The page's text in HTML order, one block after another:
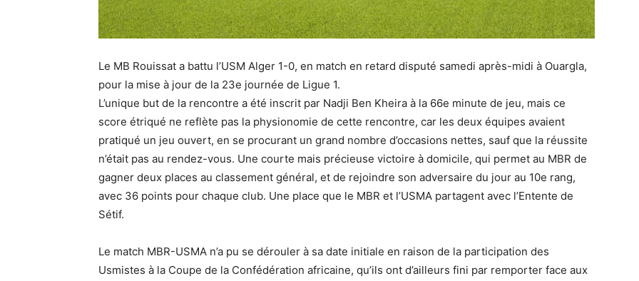
Le MB Rouissat a battu l’USM Alger 1-0, en match en retard disputé samedi après-midi à Ouargla,
pour la mise à jour de la 23e journée de Ligue 1.
L’unique but de la rencontre a été inscrit par Nadji Ben Kheira à la 66e minute de jeu, mais ce
score étriqué ne reflète pas la physionomie de cette rencontre, car les deux équipes avaient
pratiqué un jeu ouvert, en se procurant un grand nombre d’occasions nettes, sauf que la réussite
n’était pas au rendez-vous. Une courte mais précieuse victoire à domicile, qui permet au MBR de
gagner deux places au classement général, et de rejoindre son adversaire du jour au 10e rang,
avec 36 points pour chaque club. Une place que le MBR et l’USMA partagent avec l’Entente de
Sétif.
Le match MBR-USMA n’a pu se dérouler à sa date initiale en raison de la participation des
Usmistes à la Coupe de la Confédération africaine, qu’ils ont d’ailleurs fini par remporter face aux